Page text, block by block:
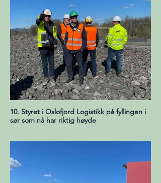
10. Styret i Oslofjord Logistikk på fyllingen i
sør som nå har riktig høyde